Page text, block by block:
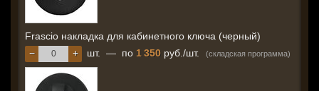
Frascio накладка для кабинетного ключа (черный)
+
− шт. — по 1 350 руб./шт. (складская программа)